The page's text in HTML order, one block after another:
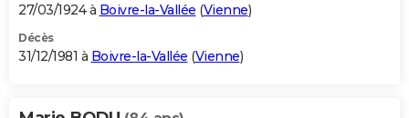
27/03/1924 à Boivre-la-Vallée (Vienne)
Décès
31/12/1981 à Boivre-la-Vallée (Vienne)